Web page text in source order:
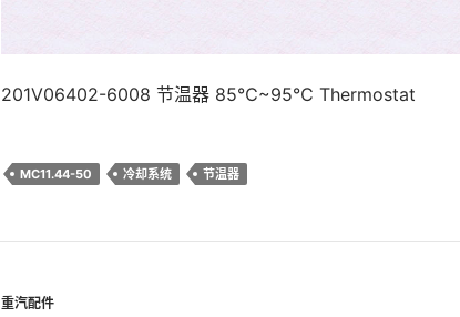
201V06402-6008 节温器 85℃~95℃ Thermostat
MC11.44-50 冷却系统 节温器
重汽配件